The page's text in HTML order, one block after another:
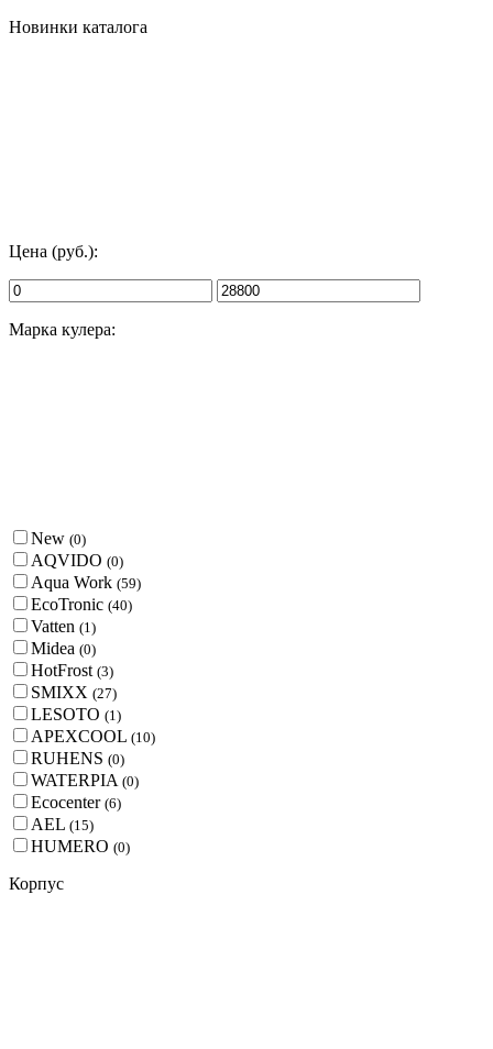
Новинки каталога
Цена (руб.):
Марка кулера:
New (0)
AQVIDO (0)
Aqua Work (59)
EcoTronic (40)
Vatten (1 )
Midea (0)
HotFrost (3)
SMIXX (27)
LESOTO (1 )
APEXCOOL (10)
RUHENS (0)
WATERPIA (0)
Ecocenter (6)
AEL (15)
HUMERO (0)
Корпус